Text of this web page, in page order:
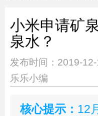
小米申请矿
泉水？
发布时间：2019-
乐乐小编
核心提示： 12